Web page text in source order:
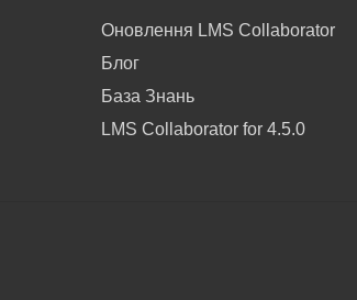
Оновлення LMS Collaborator
Блог
База Знань
LMS Collaborator for 4.5.0